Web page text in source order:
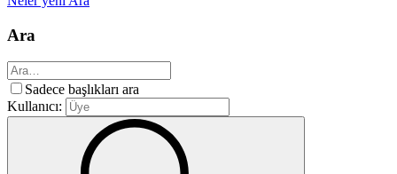
Ara
Sadece başlıkları ara
Kullanıcı: